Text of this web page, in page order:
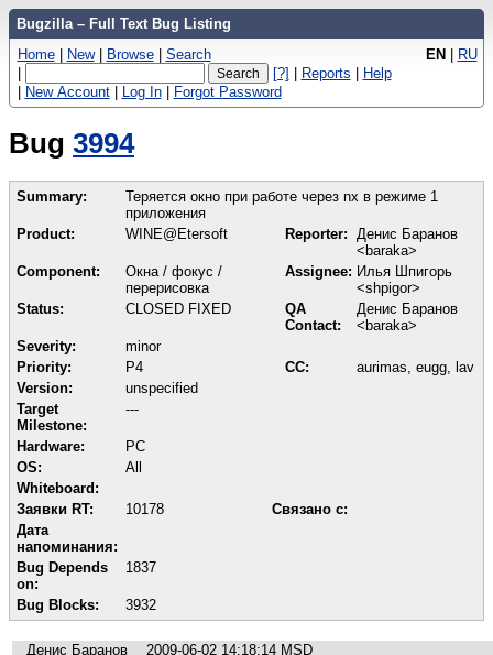
Bugzilla – Full Text Bug Listing
EN | RU
Home | New | Browse | Search
|
[?] | Reports | Help
| New Account | Log In | Forgot Password
Bug 3994
Summary:
Теряется окно при работе через nx в режиме 1
приложения
Product:
WINE@Etersoft Reporter:
Денис Баранов
<baraka>
Component:
Окна / фокус /
перерисовка
Assignee: Илья Шпигорь
<shpigor>
Status:
CLOSED FIXED
QA
Contact:
Денис Баранов
<baraka>
Severity:
minor
Priority:
P4 CC:
aurimas, eugg, lav
Version:
unspecified
Target
Milestone:
---
Hardware:
PC
OS:
All
Whiteboard:
Заявки RT:
10178
Связано с:
Дата
напоминания:
Bug Depends
on:
1837
Bug Blocks: 3932
Денис Баранов
2009-06-02 14:18:14 MSD